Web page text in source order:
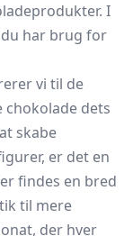
I
har brug for
vi til de
chokolade dets
skabe
er det en
findes en bred
til mere
der hver